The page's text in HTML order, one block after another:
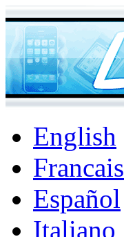
English
Francais
Español
Italiano